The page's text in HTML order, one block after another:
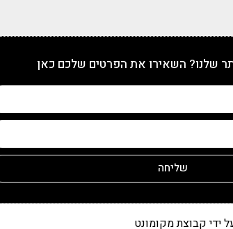
שלנו? השאירו את הפרטים שלכם כאן
שליחה